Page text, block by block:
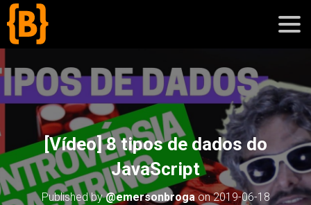
blog
sobre
cursos
[Vídeo] 8 tipos de dados do
JavaScript
Published by@emersonbrogaon2019-06-18